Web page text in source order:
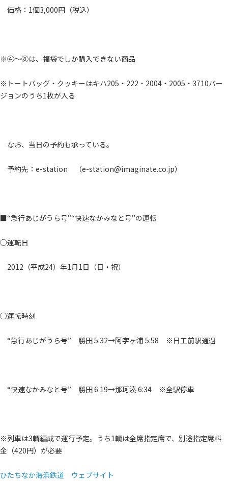
価格：1個3,000円（税込）
※④～⑧は、福袋でしか購入できない商品
※トートバッグ・クッキーはキハ205・222・2004・2005・3710バー
ジョンのうち1枚が入る
なお、当日の予約も承っている。
予約先：e-station （e-station@imaginate.co.jp）
■“急行あじがうら号”“快速なかみなと号”の運転
○運転日
2012（平成24）年1月1日（日・祝）
○運転時刻
“急行あじがうら号” 勝田 5:32→阿字ヶ浦 5:58 ※日工前駅通過
“快速なかみなと号” 勝田 6:19→那珂湊 6:34 ※全駅停車
※列車は3輌編成で運行予定。うち1輌は全席指定席で、別途指定席料
金（420円）が必要
ひたちなか海浜鉄道 ウェブサイト